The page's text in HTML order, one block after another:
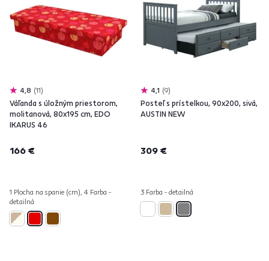
4,8 11
Váľanda s úložným priestorom,
molitanová, 80x195 cm, EDO
IKARUS 46
166 €
1 Plocha na spanie (cm), 4 Farba -
detailná
4,1 9
Posteľ s prístelkou, 90x200, sivá,
AUSTIN NEW
309 €
3 Farba - detailná